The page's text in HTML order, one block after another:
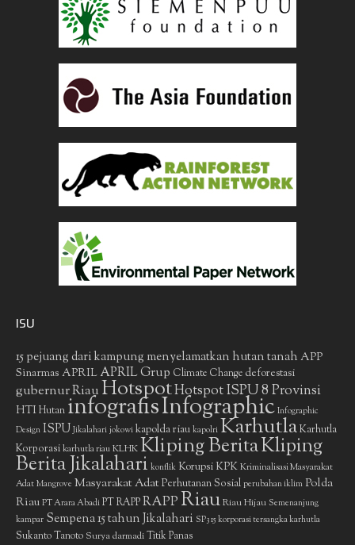
ISU
15 pejuang dari kampung menyelamatkan hutan tanah APP
Sinarmas APRIL APRIL Grup Climate Change deforestasi
gubernur RiauHotspotHotspot ISPU 8 Provinsi
HTIHutan infografisInfographic Infographic
Design ISPU Jikalahari jokowi kapolda riau kapolri KarhutlaKarhutla
Korporasikarhutla riauKLHKKliping BeritaKliping
Berita Jikalahari konflik Korupsi KPKKriminalisasi Masyarakat
Adat Mangrove Masyarakat AdatPerhutanan Sosial perubahan iklim Polda
Riau PT Arara Abadi PT RAPPRAPPRiauRiau Hijau Semenanjung
kampar Sempena 15 tahun Jikalahari SP3 15 korporasi tersangka karhutla
Sukanto Tanoto Surya darmadiTitik Panas